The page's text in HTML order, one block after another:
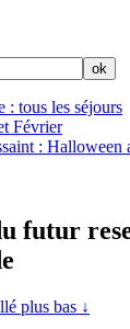
tous les séjours
Février
: Halloween
futur
plus bas ↓